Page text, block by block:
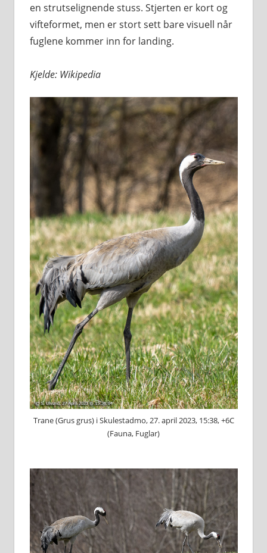
en strutselignende stuss. Stjerten er kort og
vifteformet, men er stort sett bare visuell når
fuglene kommer inn for landing.
Kjelde: Wikipedia
Trane (Grus grus) i Skulestadmo, 27. april 2023, 15:38, +6C
(Fauna, Fuglar)